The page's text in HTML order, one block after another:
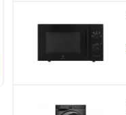
Công suất tiêu thụ công bố
theo TCVN 7828:2016,
TCVN7829:2016